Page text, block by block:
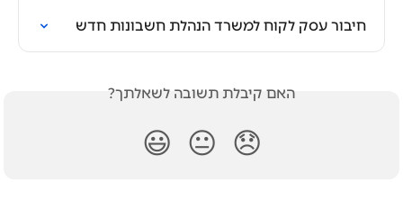
חיבור עסק לקוח למשרד הנהלת חשבונות חדש
האם קיבלת תשובה לשאלתך?
😞
😐
😃